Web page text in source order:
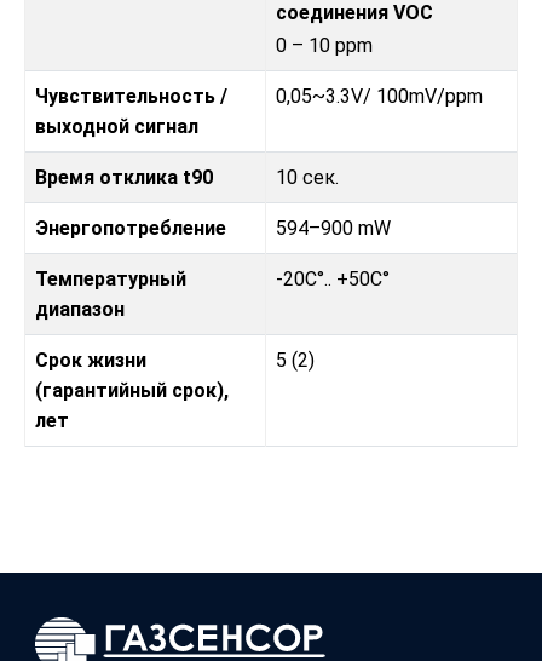
соединения VOC
0 – 10 ppm
Чувствительность /
выходной сигнал
0,05~3.3V/ 100mV/ppm
Время отклика t90 10 сек.
Энергопотребление 594–900 mW
Температурный
диапазон
-20C°.. +50C°
Срок жизни
(гарантийный срок),
лет
5 (2)